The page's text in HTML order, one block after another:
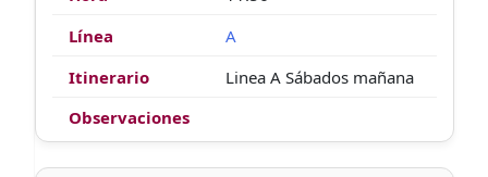
A
Linea A Sábados mañana